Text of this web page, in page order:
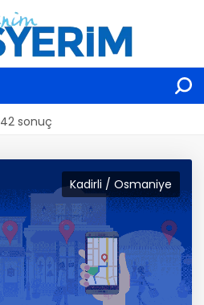
sonuç
Kadirli / Osmaniye